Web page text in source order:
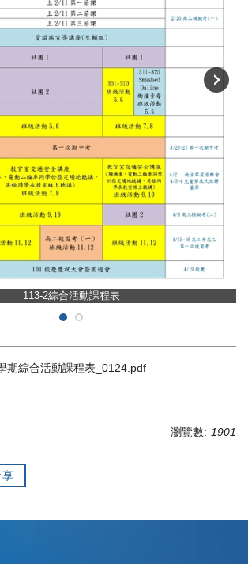
113-2綜合活動課程表
期綜合活動課程表_0124.pdf
瀏覽數: 1901
享